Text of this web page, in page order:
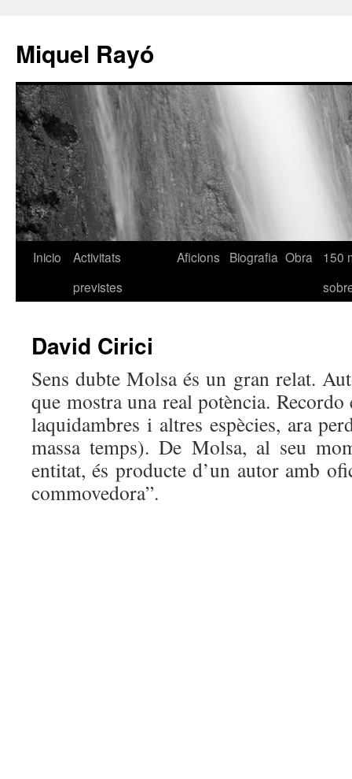
Miquel Rayó
Inicio
Activitats
previstes
Aficions Biografia Obra
150
David Cirici
Sens dubte Molsa és un gran relat.
que mostra una real potència.
laquidambres i altres espècies, ara
massa temps). De Molsa, al seu
entitat, és producte d’un autor amb
commovedora”.